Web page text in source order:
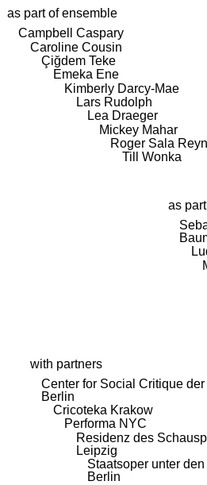
as part of ensemble
Campbell Caspary
Caroline Cousin
Çiğdem Teke
Emeka Ene
Kimberly Darcy-Mae
Lars Rudolph
Lea Draeger
Mickey Mahar
Roger Sala
Till Wonka
as
with partners
Center for Social Critique
Berlin
Cricoteka Krakow
Performa NYC
Residenz des
Leipzig
Staatsoper unter
Berlin